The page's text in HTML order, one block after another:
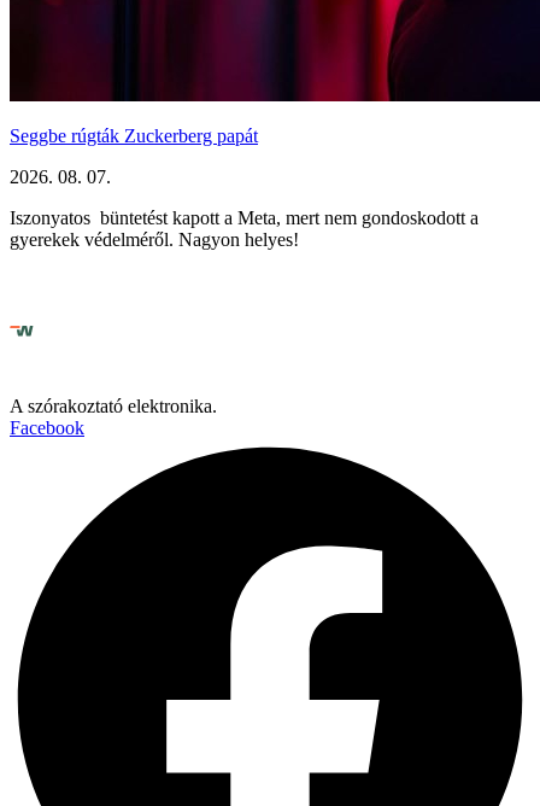
Seggbe rúgták Zuckerberg papát
2026. 08. 07.
Iszonyatos büntetést kapott a Meta, mert nem gondoskodott a
gyerekek védelméről. Nagyon helyes!
A szórakoztató elektronika.
Facebook